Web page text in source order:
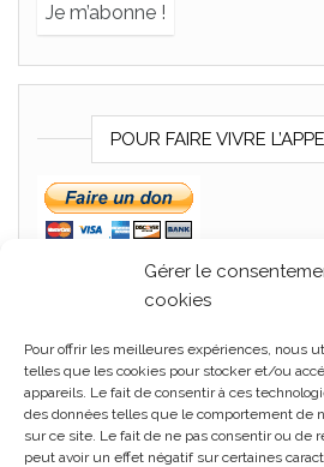
Gérer le
cookies
Pour offrir les meilleures expériences, nous
telles que les cookies pour stocker et/ou
appareils. Le fait de consentir à ces
des données telles que le comportement de
sur ce site. Le fait de ne pas consentir ou de
peut avoir un effet négatif sur certaines
POUR FAIRE VIVRE
MÉTA
Connexion
Flux des publications